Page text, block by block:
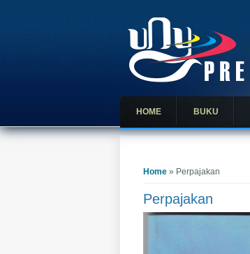
HOME BUKU
Home » Perpajakan
Perpajakan